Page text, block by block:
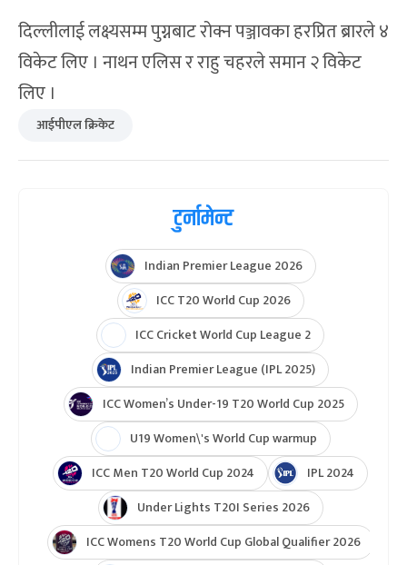
दिल्लीलाई लक्ष्यसम्म पुग्नबाट रोक्न पञ्जावका हरप्रित ब्रारले ४
विकेट लिए । नाथन एलिस र राहु चहरले समान २ विकेट
लिए ।
आईपीएल क्रिकेट
टुर्नामेन्ट
Indian Premier League 2026
ICC T20 World Cup 2026
ICC Cricket World Cup League 2
Indian Premier League (IPL 2025)
ICC Women’s Under-19 T20 World Cup 2025
U19 Women\'s World Cup warmup
ICC Men T20 World Cup 2024
IPL 2024
Under Lights T20I Series 2026
ICC Womens T20 World Cup Global Qualifier 2026